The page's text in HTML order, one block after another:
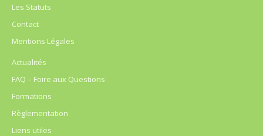
Les Statuts
Contact
Mentions Légales
Actualités
FAQ – Foire aux Questions
Formations
Règlementation
Liens utiles